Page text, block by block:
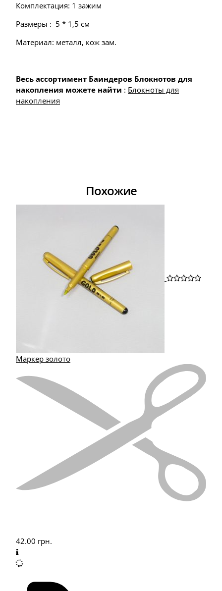
Комплектация: 1 зажим
Размеры : 5 * 1,5 см
Материал: металл, кож зам.
Весь ассортимент Баиндеров Блокнотов для
накопления можете найти : Блокноты для
накопления
Похожие
Маркер золото
42.00 грн.